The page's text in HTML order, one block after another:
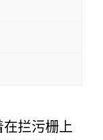
拦污栅上